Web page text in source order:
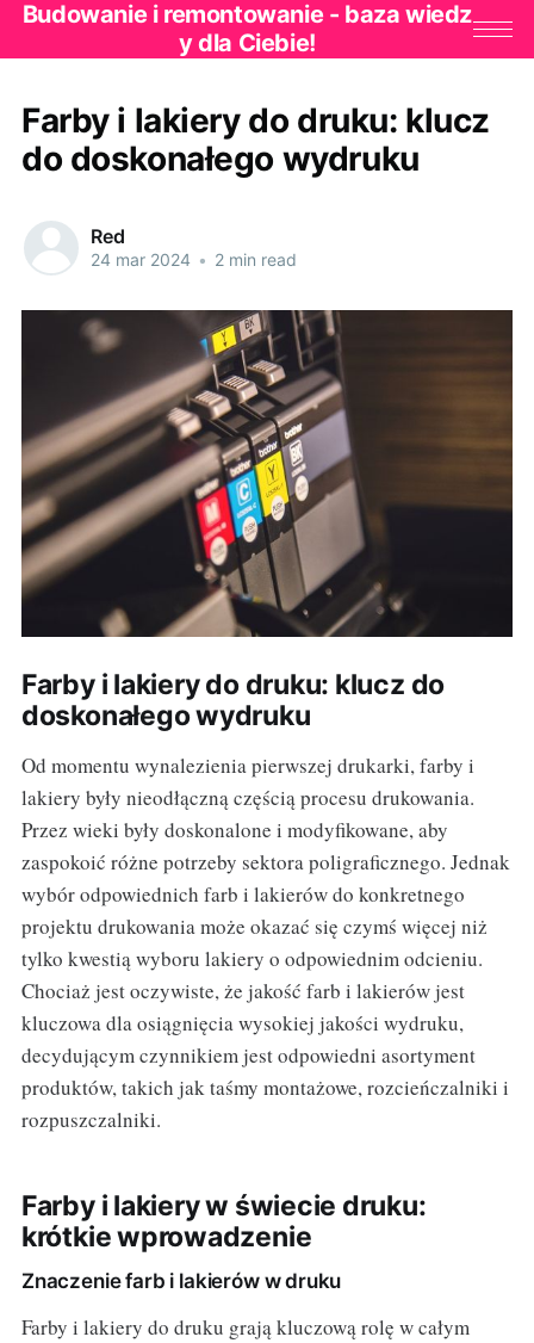
Budowanie i remontowanie - baza wiedz
y dla Ciebie!
Farby i lakiery do druku: klucz
do doskonałego wydruku
Red
24 mar 2024 • 2 min read
Farby i lakiery do druku: klucz do
doskonałego wydruku
Od momentu wynalezienia pierwszej drukarki, farby i
lakiery były nieodłączną częścią procesu drukowania.
Przez wieki były doskonalone i modyfikowane, aby
zaspokoić różne potrzeby sektora poligraficznego. Jednak
wybór odpowiednich farb i lakierów do konkretnego
projektu drukowania może okazać się czymś więcej niż
tylko kwestią wyboru lakiery o odpowiednim odcieniu.
Chociaż jest oczywiste, że jakość farb i lakierów jest
kluczowa dla osiągnięcia wysokiej jakości wydruku,
decydującym czynnikiem jest odpowiedni asortyment
produktów, takich jak taśmy montażowe, rozcieńczalniki i
rozpuszczalniki.
Farby i lakiery w świecie druku:
krótkie wprowadzenie
Znaczenie farb i lakierów w druku
Farby i lakiery do druku grają kluczową rolę w całym